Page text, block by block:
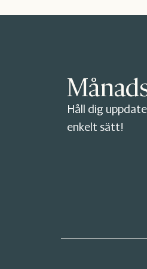
Håll dig
enkelt sätt!